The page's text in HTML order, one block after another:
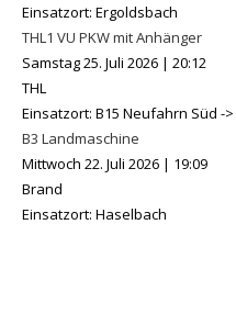
Einsatzort: Ergoldsbach
THL1 VU PKW mit Anhänger
Samstag 25. Juli 2026 | 20:12
THL
Einsatzort: B15 Neufahrn Süd -
B3 Landmaschine
Mittwoch 22. Juli 2026 | 19:09
Brand
Einsatzort: Haselbach